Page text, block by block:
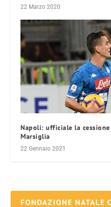
22 Marzo 2020
Napoli: ufficiale la
Marsiglia
22 Gennaio 2021
FONDAZIONE NATALE